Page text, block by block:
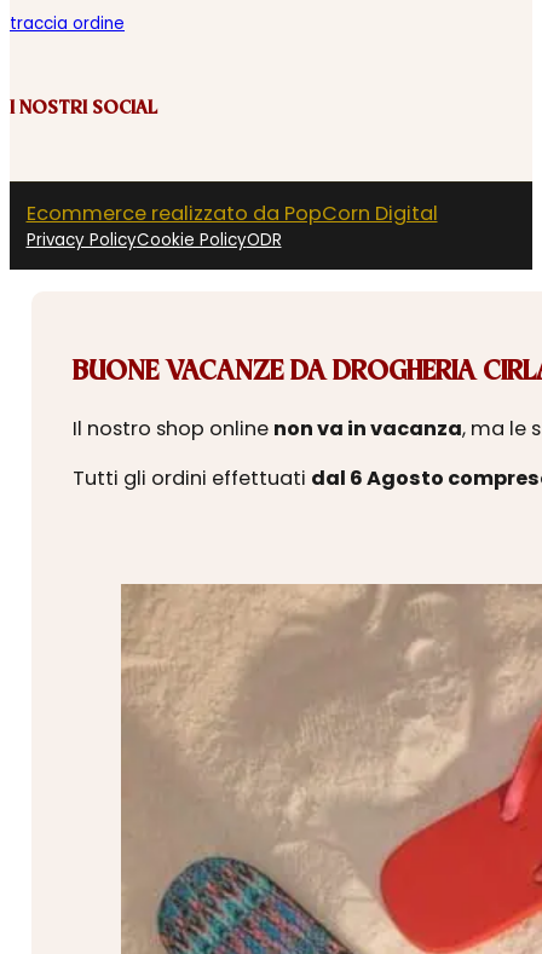
traccia ordine
I NOSTRI SOCIAL
Ecommerce realizzato da PopCorn Digital
Privacy PolicyCookie PolicyODR
BUONE VACANZE DA DROGHERIA
Il nostro shop online non va in vacanza, ma le
Tutti gli ordini effettuati dal 6 Agosto